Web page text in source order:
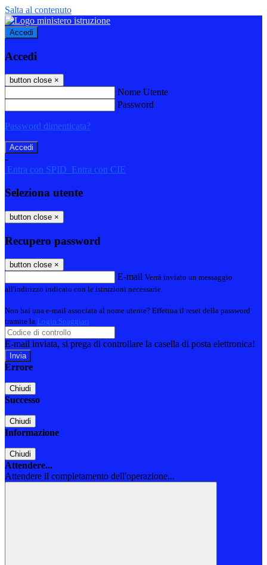
Salta al contenuto
Accedi
Accedi
button close ×
Nome Utente
Password
Password dimenticata?
-
Entra con SPID Entra con CIE
Seleziona utente
button close ×
Recupero password
button close ×
E-mail Verrà inviato un messaggio
all'indirizzo indicato con le istruzioni necessarie.
Non hai una e-mail associata al nome utente? Effettua il reset della password
tramite la Login Spaggiari
E-mail inviata, si prega di controllare la casella di posta elettronica!
Errore
Chiudi
Successo
Chiudi
Informazione
Chiudi
Attendere...
Attendere il completamento dell'operazione...